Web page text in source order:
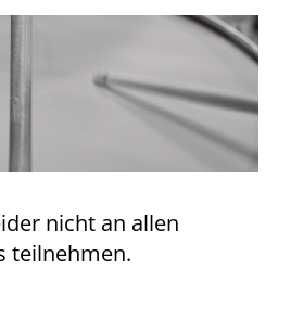
nicht an allen
teilnehmen.